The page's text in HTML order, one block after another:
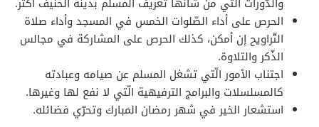
الحرص على أداء الصّلوات الخمس في المسجد وأداء صلاة
التّراويح إن أمكن، كذلك الحرص على المشاركة في مجالس
الذّكر والتلاوة.
اجتناب الأمور الّتي تشغل المسلم عن صيامه وعبادته
كالمسلسلات والبرامج الترفيهية الّتي لا نفع لها وغيرها.
استشعار الخير في شهر رمضان المبارك وتحرّي فضائله.